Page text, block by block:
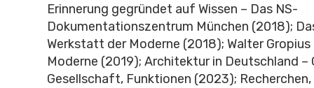
Erinnerung gegründet auf Wissen – Das NS-
Dokumentationszentrum München (2018);
Werkstatt der Moderne (2018); Walter
Moderne (2019); Architektur in Deutschland –
Gesellschaft, Funktionen (2023);